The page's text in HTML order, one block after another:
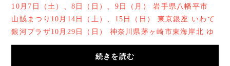
10月7日（土）、8日（日）、9日（月） 岩手県八幡平市
山賊まつり10月14日（土）、15日（日） 東京銀座 いわて
銀河プラザ10月29日（日） 神奈川県茅ヶ崎市東海岸北 ゆ
るゆるマーケット→悪天候のため中止となりま...
続きを読む